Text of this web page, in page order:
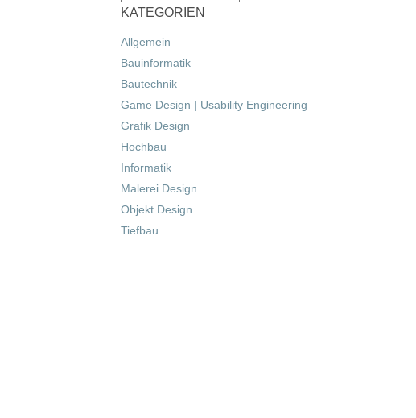
KATEGORIEN
Allgemein
Bauinformatik
Bautechnik
Game Design | Usability Engineering
Grafik Design
Hochbau
Informatik
Malerei Design
Objekt Design
Tiefbau